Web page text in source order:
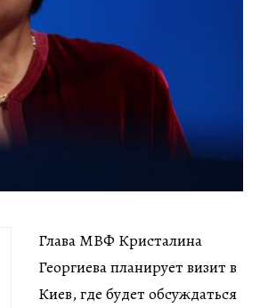
Глава МВФ Кристалина
Георгиева планирует визит в
Киев, где будет обсуждаться